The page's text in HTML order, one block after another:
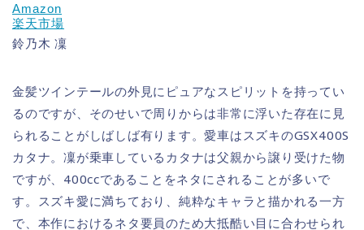
Amazon
楽天市場
鈴乃木 凜
金髪ツインテールの外見にピュアなスピリットを持ってい
るのですが、そのせいで周りからは非常に浮いた存在に見
られることがしばしば有ります。愛車はスズキのGSX400S
カタナ。凜が乗車しているカタナは父親から譲り受けた物
ですが、400ccであることをネタにされることが多いで
す。スズキ愛に満ちており、純粋なキャラと描かれる一方
で、本作におけるネタ要員のため大抵酷い目に合わせられ